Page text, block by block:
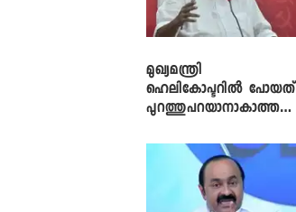
മുഖ്യമന്ത്രി
ഹെലികോപ്ടറിൽ പോയത്
പുറത്തുപറയാനാകാത്ത
ഗോവിന്ദൻ